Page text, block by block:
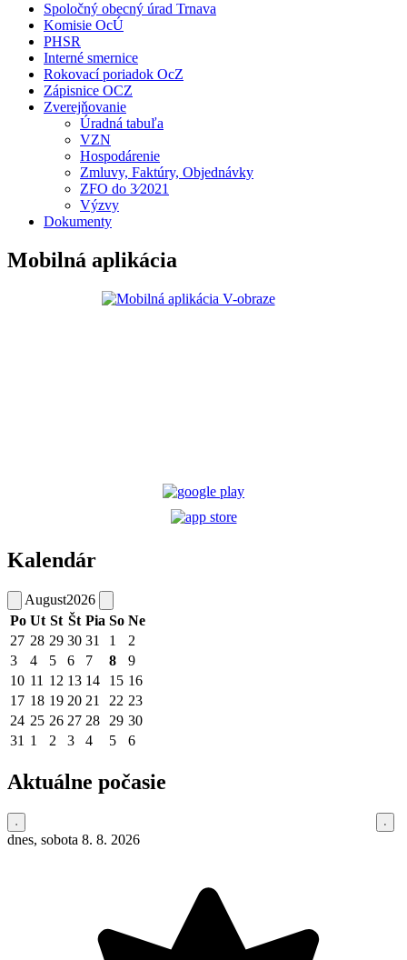
Spoločný obecný úrad Trnava
Komisie OcÚ
PHSR
Interné smernice
Rokovací poriadok OcZ
Zápisnice OCZ
Zverejňovanie
Úradná tabuľa
VZN
Hospodárenie
Zmluvy, Faktúry, Objednávky
ZFO do 3⁄2021
Výzvy
Dokumenty
Mobilná aplikácia
Kalendár
August2026
Po Ut St Št Pia So Ne
27 28 29 30 31 1
2
3
4 5 6 7 8
9
10 11 12 13 14 15 16
17 18 19 20 21 22 23
24 25 26 27 28 29 30
31 1 2 3 4 5 6
Aktuálne počasie
dnes, sobota 8. 8. 2026